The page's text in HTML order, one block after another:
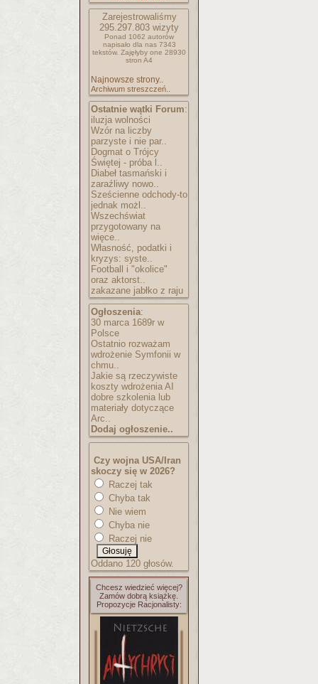
Zarejestrowaliśmy
295.297.803 wizyty
Ponad 1062 autorów
napisało dla nas 7343
tekstów. Zajęłyby one 28930
stron A4
Najnowsze strony..
Archiwum streszczeń..
Ostatnie wątki Forum:
iluzja wolności
Wzór na liczby
parzyste i nie par..
Dogmat o Trójcy
Świętej - próba l..
Diabeł tasmański i
zaraźliwy nowo..
Sześcienne odchody-to
jednak możl..
Wszechświat
przygotowany na
więce..
Własność, podatki i
kryzys: syste..
Football i "okolice"
oraz aktorst..
zakazane jabłko z raju
Ogłoszenia:
30 marca 1689r w
Polsce
Ostatnio rozważam
wdrożenie Symfonii w
chmu..
Jakie są rzeczywiste
koszty wdrożenia AI
dobre szkolenia lub
materiały dotyczące
Arc..
Dodaj ogłoszenie..
Czy wojna USA/Iran
skoczy się w 2026?
Raczej tak
Chyba tak
Nie wiem
Chyba nie
Raczej nie
Oddano 120 głosów.
Chcesz wiedzieć więcej?
Zamów dobrą książkę.
Propozycje Racjonalisty: